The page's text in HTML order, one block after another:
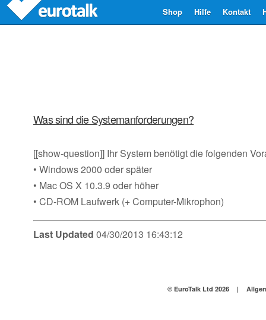
Kontakt
Hilfe
Shop
Was sind die Systemanforderungen?
[[show-question]] Ihr System benötigt die folgenden
• Windows 2000 oder später
• Mac OS X 10.3.9 oder höher
• CD-ROM Laufwerk (+ Computer-Mikrophon)
Last Updated 04/30/2013 16:43:12
© EuroTalk Ltd 2026 |